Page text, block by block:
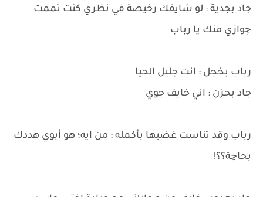
جاد بجدية : لو شايفك رخيصة في نظري كنت تممت
چوازي منك يا رباب
رباب بخجل : انت جليل الحيا
جاد بحزن : اني خايف جوي
رباب وقد تناست غضبها بأكمله : من ايه؛ هو أبوي هددك
بحاچة؟؟!